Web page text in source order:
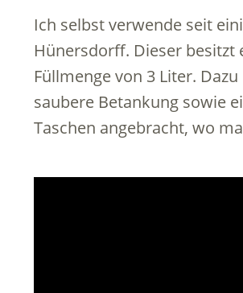
Ich selbst verwende seit
Hünersdorff. Dieser
Füllmenge von 3 Liter.
saubere Betankung sowie
Taschen angebracht, wo